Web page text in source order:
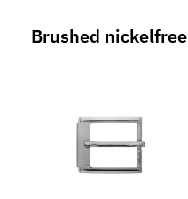
Brushed nickelfree